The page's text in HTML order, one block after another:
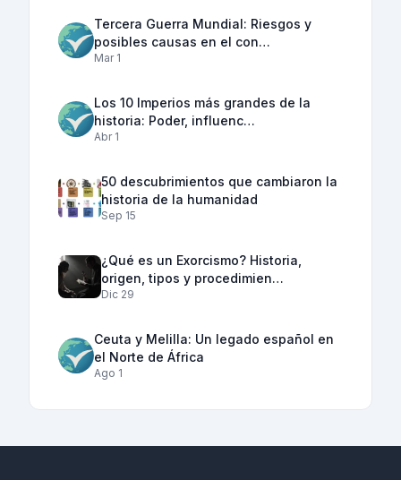
Tercera Guerra Mundial: Riesgos y
posibles causas en el con…
Mar 1
Los 10 Imperios más grandes de la
historia: Poder, influenc…
Abr 1
50 descubrimientos que cambiaron la
historia de la humanidad
Sep 15
¿Qué es un Exorcismo? Historia,
origen, tipos y procedimien…
Dic 29
Ceuta y Melilla: Un legado español en
el Norte de África
Ago 1